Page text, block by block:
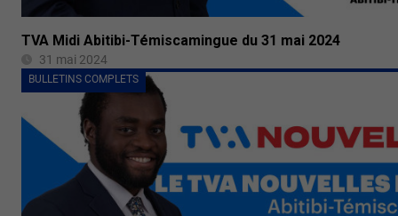
TVA Midi Abitibi-Témiscamingue du 31 mai 2024
31 mai 2024
BULLETINS COMPLETS